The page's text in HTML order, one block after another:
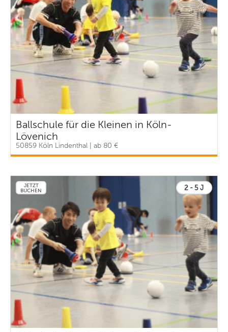
Ballschule für die Kleinen in Köln-
Lövenich
50859 Köln Lindenthal | ab 80 €
JETZT
BUCHEN
2 - 5 J